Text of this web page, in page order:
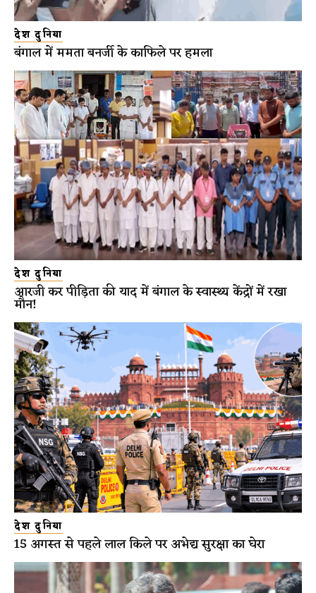
देश दुनिया
बंगाल में ममता बनर्जी के काफिले पर हमला
देश दुनिया
आरजी कर पीड़िता की याद में बंगाल के स्वास्थ्य केंद्रों में रखा
मौन!
देश दुनिया
15 अगस्त से पहले लाल किले पर अभेद्य सुरक्षा का घेरा